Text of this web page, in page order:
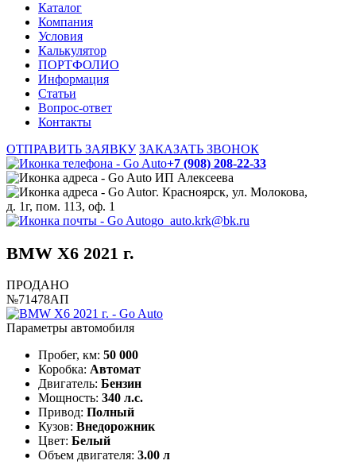
Каталог
Компания
Условия
Калькулятор
ПОРТФОЛИО
Информация
Статьи
Вопрос-ответ
Контакты
ОТПРАВИТЬ ЗАЯВКУ ЗАКАЗАТЬ ЗВОНОК
+7 (908) 208-22-33
ИП Алексеева
г. Красноярск, ул. Молокова,
д. 1г, пом. 113, оф. 1
go_auto.krk@bk.ru
BMW X6 2021 г.
ПРОДАНО
№71478АП
Параметры автомобиля
Пробег, км: 50 000
Коробка: Автомат
Двигатель: Бензин
Мощность: 340 л.с.
Привод: Полный
Кузов: Внедорожник
Цвет: Белый
Объем двигателя: 3.00 л